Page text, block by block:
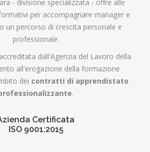
- divisione specializzata - offre alle
per accompagnare manager e
un percorso di crescita personale e
professionale.
dall'Agenzia del Lavoro della
all'erogazione della formazione
dei contratti di apprendistato
.
Certificata
ISO 9001:2015